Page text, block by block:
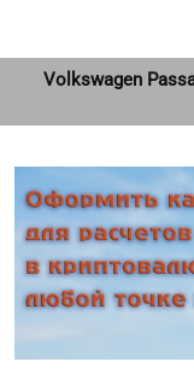
Volkswagen